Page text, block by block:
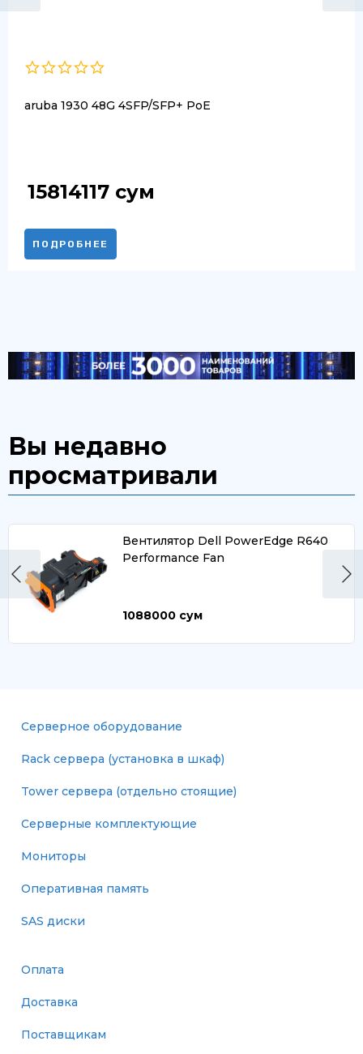
aruba 1930 48G 4SFP/SFP+ PoE
15814117 сум
ПОДРОБНЕЕ
Вы недавно
просматривали
Вентилятор Dell PowerEdge R640
Performance Fan
1088000 сум
Серверное оборудование
Rack сервера (установка в шкаф)
Tower сервера (отдельно стоящие)
Серверные комплектующие
Мониторы
Оперативная память
SAS диски
Оплата
Доставка
Поставщикам